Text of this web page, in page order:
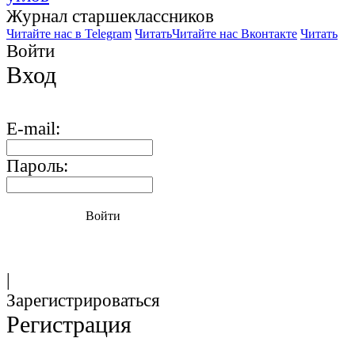
Журнал старшекласcников
Читайте нас в Telegram ЧитатьЧитайте нас Вконтакте Читать
Войти
Вход
E-mail:
Пароль:
Войти
|
Зарегистрироваться
Регистрация